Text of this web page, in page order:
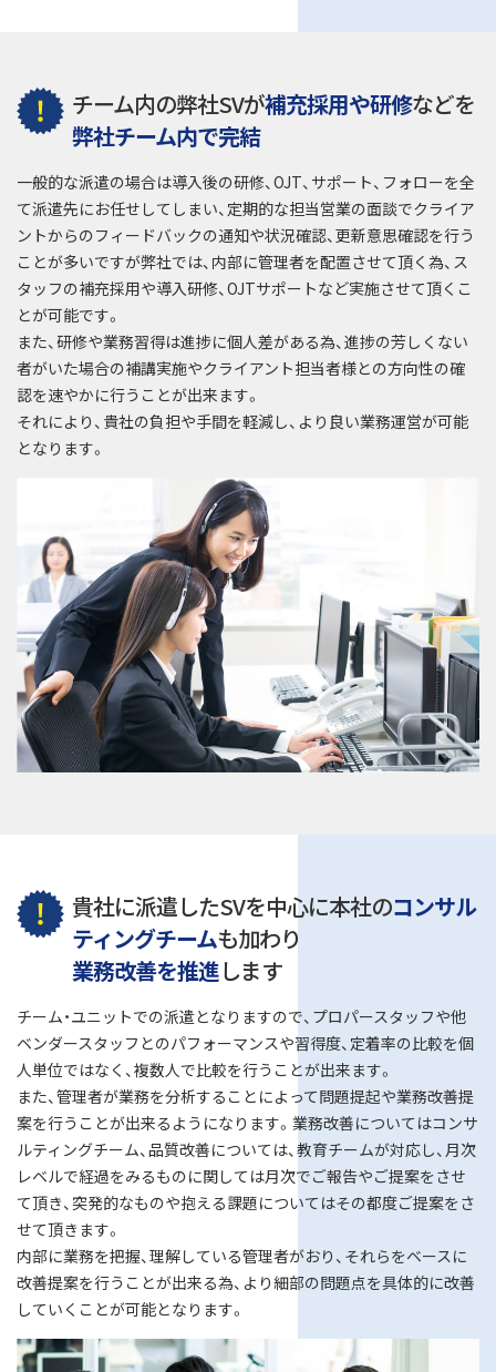
チーム内の弊社SVが補充採用や研修などを
弊社チーム内で完結
一般的な派遣の場合は導入後の研修、OJT、サポート、フォローを全
て派遣先にお任せしてしまい、定期的な担当営業の面談でクライア
ントからのフィードバックの通知や状況確認、更新意思確認を行う
ことが多いですが弊社では、内部に管理者を配置させて頂く為、ス
タッフの補充採用や導入研修、OJTサポートなど実施させて頂くこ
とが可能です。
また、研修や業務習得は進捗に個人差がある為、進捗の芳しくない
者がいた場合の補講実施やクライアント担当者様との方向性の確
認を速やかに行うことが出来ます。
それにより、貴社の負担や手間を軽減し、より良い業務運営が可能
となります。
貴社に派遣したSVを中心に本社のコンサル
ティングチームも加わり
業務改善を推進します
チーム・ユニットでの派遣となりますので、プロパースタッフや他
ベンダースタッフとのパフォーマンスや習得度、定着率の比較を個
人単位ではなく、複数人で比較を行うことが出来ます。
また、管理者が業務を分析することによって問題提起や業務改善提
案を行うことが出来るようになります。業務改善についてはコンサ
ルティングチーム、品質改善については、教育チームが対応し、月次
レベルで経過をみるものに関しては月次でご報告やご提案をさせ
て頂き、突発的なものや抱える課題についてはその都度ご提案をさ
せて頂きます。
内部に業務を把握、理解している管理者がおり、それらをベースに
改善提案を行うことが出来る為、より細部の問題点を具体的に改善
していくことが可能となります。